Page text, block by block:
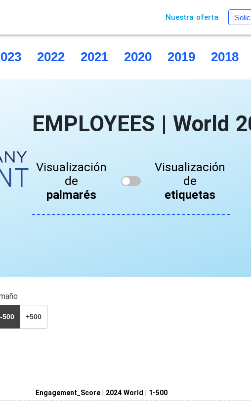
Nuestra oferta
2022 2021 2020 2019 2018
EMPLOYEES | World
Visualización
de
palmarés
Visualización
de
etiquetas
500 +500
Engagement_Score | 2024 World | 1-500